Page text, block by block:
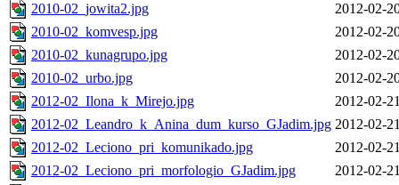
2010-02_jowita2.jpg
2012-02-
2010-02_komvesp.jpg
2012-02-
2010-02_kunagrupo.jpg
2012-02-
2010-02_urbo.jpg
2012-02-
2012-02_Ilona_k_Mirejo.jpg
2012-02-
2012-02_Leandro_k_Anina_dum_kurso_GJadim.jpg 2012-02-
2012-02_Leciono_pri_komunikado.jpg
2012-02-
2012-02_Leciono_pri_morfologio_GJadim.jpg
2012-02-